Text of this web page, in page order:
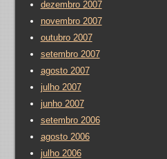
dezembro 2007
novembro 2007
outubro 2007
setembro 2007
agosto 2007
julho 2007
junho 2007
setembro 2006
agosto 2006
julho 2006